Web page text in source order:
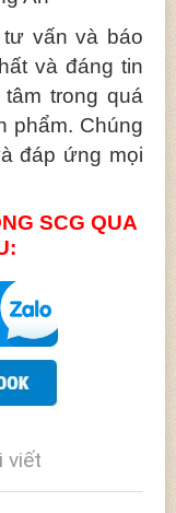
vấn và báo
và đáng tin
trong quá
phẩm. Chúng
đáp ứng mọi
SCG QUA
viết